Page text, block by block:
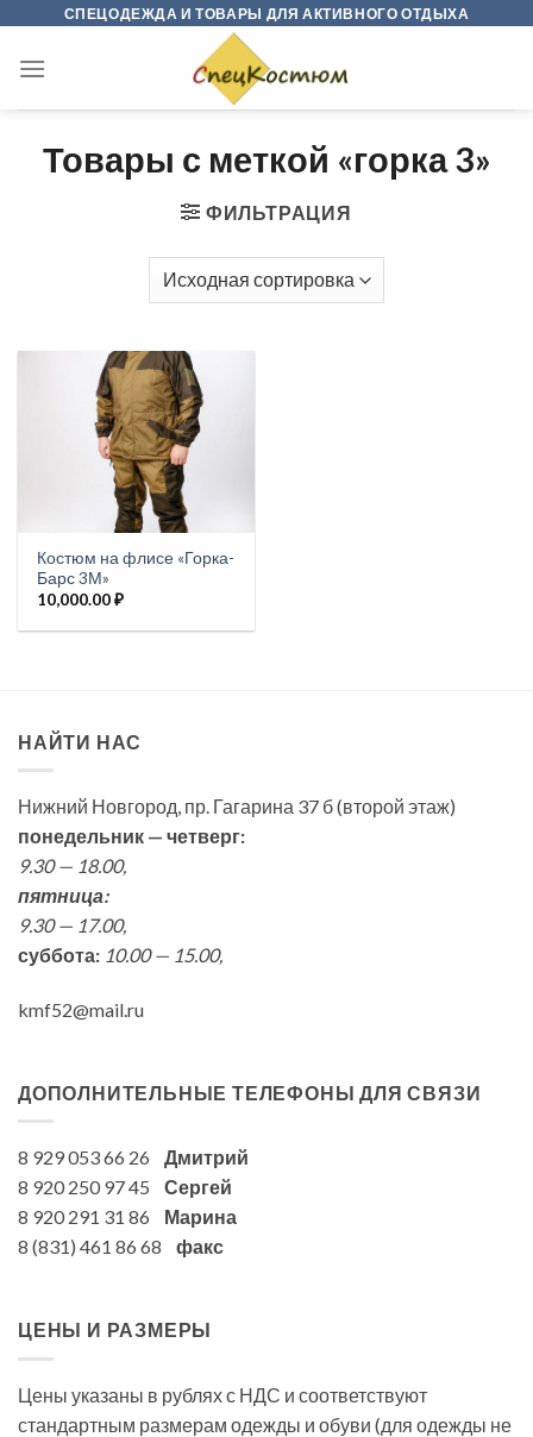
content
СПЕЦОДЕЖДА И ТОВАРЫ ДЛЯ АКТИВНОГО ОТДЫХА
Товары с меткой «горка 3»
ФИЛЬТРАЦИЯ
Костюм на флисе «Горка-
Барс 3М»
10,000.00₽
НАЙТИ НАС
Нижний Новгород, пр. Гагарина 37 б (второй этаж)
понедельник — четверг:
9.30 — 18.00,
пятница:
9.30 — 17.00,
суббота: 10.00 — 15.00,
kmf52@mail.ru
ДОПОЛНИТЕЛЬНЫЕ ТЕЛЕФОНЫ ДЛЯ СВЯЗИ
8 929 053 66 26 Дмитрий
8 920 250 97 45 Сергей
8 920 291 31 86 Марина
8 (831) 461 86 68 факс
ЦЕНЫ И РАЗМЕРЫ
Цены указаны в рублях с НДС и соответствуют
стандартным размерам одежды и обуви (для одежды не